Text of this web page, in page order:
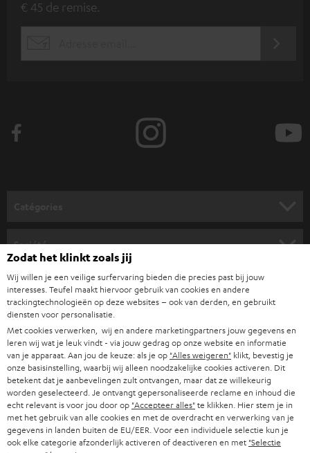
s
z
s
à
l
a
n
e
w
s
l
e
€ 45 de remise.
BARRES DE SON
STEREO
SMART HOME
BLUETOOTH
CASQUES AUDIO
CASQUES BLUETOOTH AUDIO
Société
SUPPORT
CARRIÈRES
PRESSE
B2B
BLOG
NEWSLETTER
Boutiques en ligne Teufel
ALLEMAGNE
AUTRICHE
SUISSE
PAYS-BAS
Zodat het klinkt zoals jij
Wij willen je een veilige surfervaring bieden die precies past bij jouw
interesses. Teufel maakt hiervoor gebruik van cookies en andere
trackingtechnologieën op deze websites – ook van derden, en gebruikt
diensten voor personalisatie.
Met cookies verwerken, wij en andere marketingpartners jouw gegevens en
leren wij wat je leuk vindt - via jouw gedrag op onze website en informatie
van je apparaat. Aan jou de keuze: als je op "Alles weigeren" klikt, bevestig je
onze basisinstelling, waarbij wij alleen noodzakelijke cookies activeren. Dit
betekent dat je aanbevelingen zult ontvangen, maar dat ze willekeurig
worden geselecteerd. Je ontvangt gepersonaliseerde reclame en inhoud die
echt relevant is voor jou door op "Accepteer alles"te klikken. Hier stem je in
met het gebruik van alle cookies en met de overdracht en verwerking van je
gegevens in landen buiten de EU/EER. Voor een individuele selectie kun je
ook elke categorie afzonderlijk activeren of deactiveren en met "Selectie